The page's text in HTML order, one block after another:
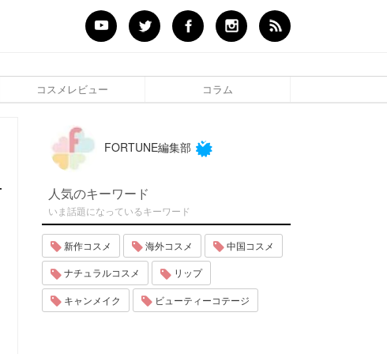
コスメレビュー コラム
FORTUNE編集部
人気のキーワード
いま話題になっているキーワード
新作コスメ 海外コスメ 中国コスメ
ナチュラルコスメ リップ
キャンメイク ビューティーコテージ